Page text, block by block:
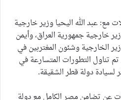
مع: عبد الله اليحيا وزير خارجية
خارجية جمهورية العراق، وأيمن
الخارجية وشئون المغتربين في
تم تناول التطورات المتسارعة في
لسيادة دولة قطر الشقيقة.